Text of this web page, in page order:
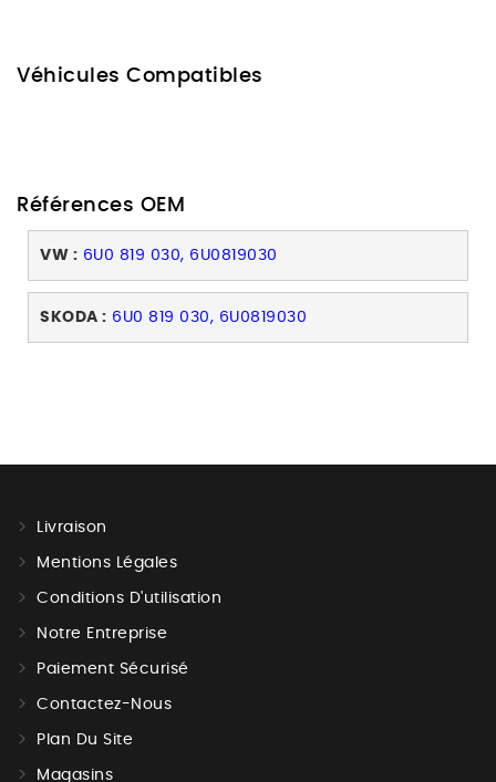
Véhicules Compatibles
Références OEM
VW : 6U0 819 030, 6U0819030
SKODA : 6U0 819 030, 6U0819030
Livraison
Mentions Légales
Conditions D'utilisation
Notre Entreprise
Paiement Sécurisé
Contactez-Nous
Plan Du Site
Magasins